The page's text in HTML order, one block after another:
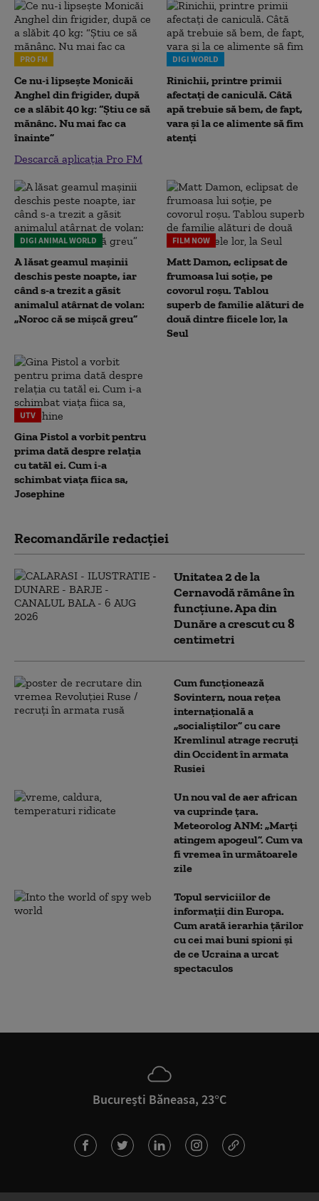
PRO FM
Ce nu-i lipsește Monicăi
Anghel din frigider, după
ce a slăbit 40 kg: “Știu ce să
mănânc. Nu mai fac ca
înainte”
Descarcă aplicația Pro FM
DIGI WORLD
Rinichii, printre primii
afectați de caniculă. Câtă
apă trebuie să bem, de fapt,
vara și la ce alimente să fim
atenți
DIGI ANIMAL WORLD
A lăsat geamul mașinii
deschis peste noapte, iar
când s-a trezit a găsit
animalul atârnat de volan:
„Noroc că se mișcă greu”
FILM NOW
Matt Damon, eclipsat de
frumoasa lui soție, pe
covorul roșu. Tablou
superb de familie alături de
două dintre fiicele lor, la
Seul
UTV
Gina Pistol a vorbit pentru
prima dată despre relația
cu tatăl ei. Cum i-a
schimbat viața fiica sa,
Josephine
Recomandările redacţiei
Unitatea 2 de la
Cernavodă rămâne în
funcțiune. Apa din
Dunăre a crescut cu 8
centimetri
Cum funcționează
Sovintern, noua rețea
internațională a
„socialiștilor” cu care
Kremlinul atrage recruți
din Occident în armata
Rusiei
Un nou val de aer african
va cuprinde țara.
Meteorolog ANM: „Marți
atingem apogeul”. Cum va
fi vremea în următoarele
zile
Topul serviciilor de
informații din Europa.
Cum arată ierarhia țărilor
cu cei mai buni spioni și
de ce Ucraina a urcat
spectaculos
București Băneasa, 23°C